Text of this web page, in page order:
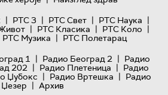
| РТС 3 | РТС Свет | РТС Наука |
| РТС Класика | РТС Коло |
РТС Музика | РТС Полетарац
1 | Радио Београд 2 | Радио
202 | Радио Плетеница | Радио
Џубокс | Радио Вртешка | Радио
Џезер | Архив